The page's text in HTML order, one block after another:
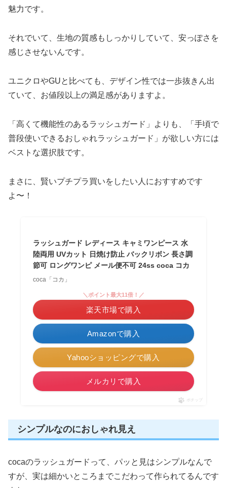
魅力です。
それでいて、生地の質感もしっかりしていて、安っぽさを
感じさせないんです。
ユニクロやGUと比べても、デザイン性では一歩抜きん出
ていて、お値段以上の満足感がありますよ。
「高くて機能性のあるラッシュガード」よりも、「手頃で
普段使いできるおしゃれラッシュガード」が欲しい方には
ベストな選択肢です。
まさに、賢いプチプラ買いをしたい人におすすめです
よ〜！
ラッシュガード レディース キャミワンピース 水
陸両用 UVカット 日焼け防止 バックリボン 長さ調
節可 ロングワンピ メール便不可 24ss coca コカ
coca「コカ」
Amazonで購入
＼ポイント最大11倍！／
楽天市場で購入
Yahooショッピングで購入
メルカリで購入
ポチップ
シンプルなのにおしゃれ見え
cocaのラッシュガードって、パッと見はシンプルなんで
すが、実は細かいところまでこだわって作られてるんです